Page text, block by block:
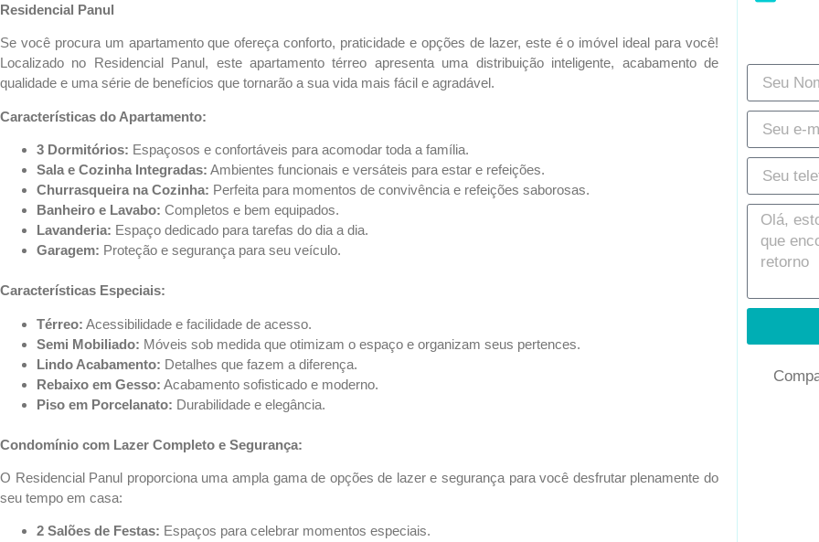
Residencial Panul
Se você procura um apartamento que ofereça conforto, praticidade e opções de lazer, este é o imóvel ideal para você!
Localizado no Residencial Panul, este apartamento térreo apresenta uma distribuição inteligente, acabamento de
qualidade e uma série de benefícios que tornarão a sua vida mais fácil e agradável.
Características do Apartamento:
3 Dormitórios: Espaçosos e confortáveis para acomodar toda a família.
Sala e Cozinha Integradas: Ambientes funcionais e versáteis para estar e refeições.
Churrasqueira na Cozinha: Perfeita para momentos de convivência e refeições saborosas.
Banheiro e Lavabo: Completos e bem equipados.
Lavanderia: Espaço dedicado para tarefas do dia a dia.
Garagem: Proteção e segurança para seu veículo.
Características Especiais:
Térreo: Acessibilidade e facilidade de acesso.
Semi Mobiliado: Móveis sob medida que otimizam o espaço e organizam seus pertences.
Lindo Acabamento: Detalhes que fazem a diferença.
Rebaixo em Gesso: Acabamento sofisticado e moderno.
Piso em Porcelanato: Durabilidade e elegância.
Condomínio com Lazer Completo e Segurança:
O Residencial Panul proporciona uma ampla gama de opções de lazer e segurança para você desfrutar plenamente do
seu tempo em casa:
2 Salões de Festas: Espaços para celebrar momentos especiais.